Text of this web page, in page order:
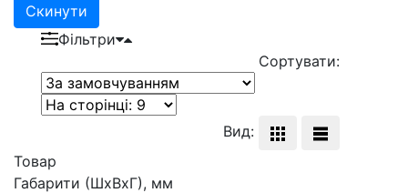
Скинути
Фільтри
Сортувати:
Вид:
Товар
Габарити (ШхВхГ), мм